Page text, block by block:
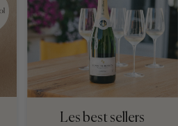
Les best sellers